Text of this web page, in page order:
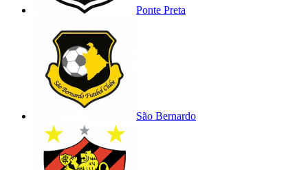
Ponte Preta
São Bernardo